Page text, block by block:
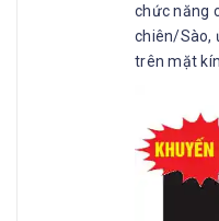
chức năng
chiên/Sào,
trên mặt